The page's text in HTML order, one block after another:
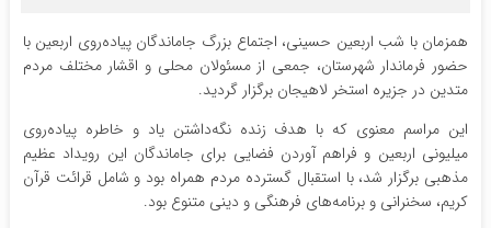
همزمان با شب اربعین حسینی، اجتماع بزرگ جاماندگان پیاده‌روی اربعین با
حضور فرماندار شهرستان، جمعی از مسئولان محلی و اقشار مختلف مردم
متدین در جزیره استخر لاهیجان برگزار گردید.
این مراسم معنوی که با هدف زنده نگه‌داشتن یاد و خاطره پیاده‌روی
میلیونی اربعین و فراهم آوردن فضایی برای جاماندگان این رویداد عظیم
مذهبی برگزار شد، با استقبال گسترده مردم همراه بود و شامل قرائت قرآن
کریم، سخنرانی و برنامه‌های فرهنگی و دینی متنوع بود.